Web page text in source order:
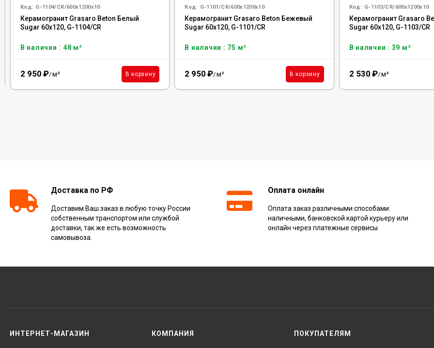
Код: G-1104/CR/600x1200x10
Керамогранит Grasaro Beton Белый
Sugar 60x120, G-1104/CR
В наличии : 48 м²
2 950 ₽/м² В корзину
Код: G-1101/CR/600x1200x10
Керамогранит Grasaro Beton Бежевый
Sugar 60x120, G-1101/CR
В наличии : 75 м²
2 950 ₽/м² В корзину
Код: G-1103/CR/600x1200x10
Керамогранит Grasaro
Sugar 60x120, G-1103/CR
В наличии : 39 м²
2 530 ₽/м²
Доставка по РФ
Доставим Ваш заказ в любую точку России
собственным транспортом или службой
доставки, так же есть возможность
самовывоза.
Оплата онлайн
Оплата заказ различными способами:
наличными, банковской картой курьеру или
онлайн через платежные сервисы
ИНТЕРНЕТ-МАГАЗИН КОМПАНИЯ ПОКУПАТЕЛЯМ